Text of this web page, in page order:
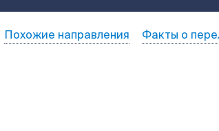
Похожие направления Факты о